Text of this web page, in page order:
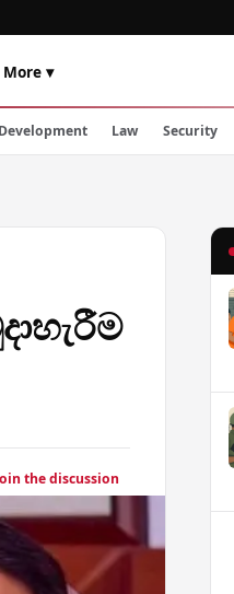
More ▾
Development Law Security
the discussion